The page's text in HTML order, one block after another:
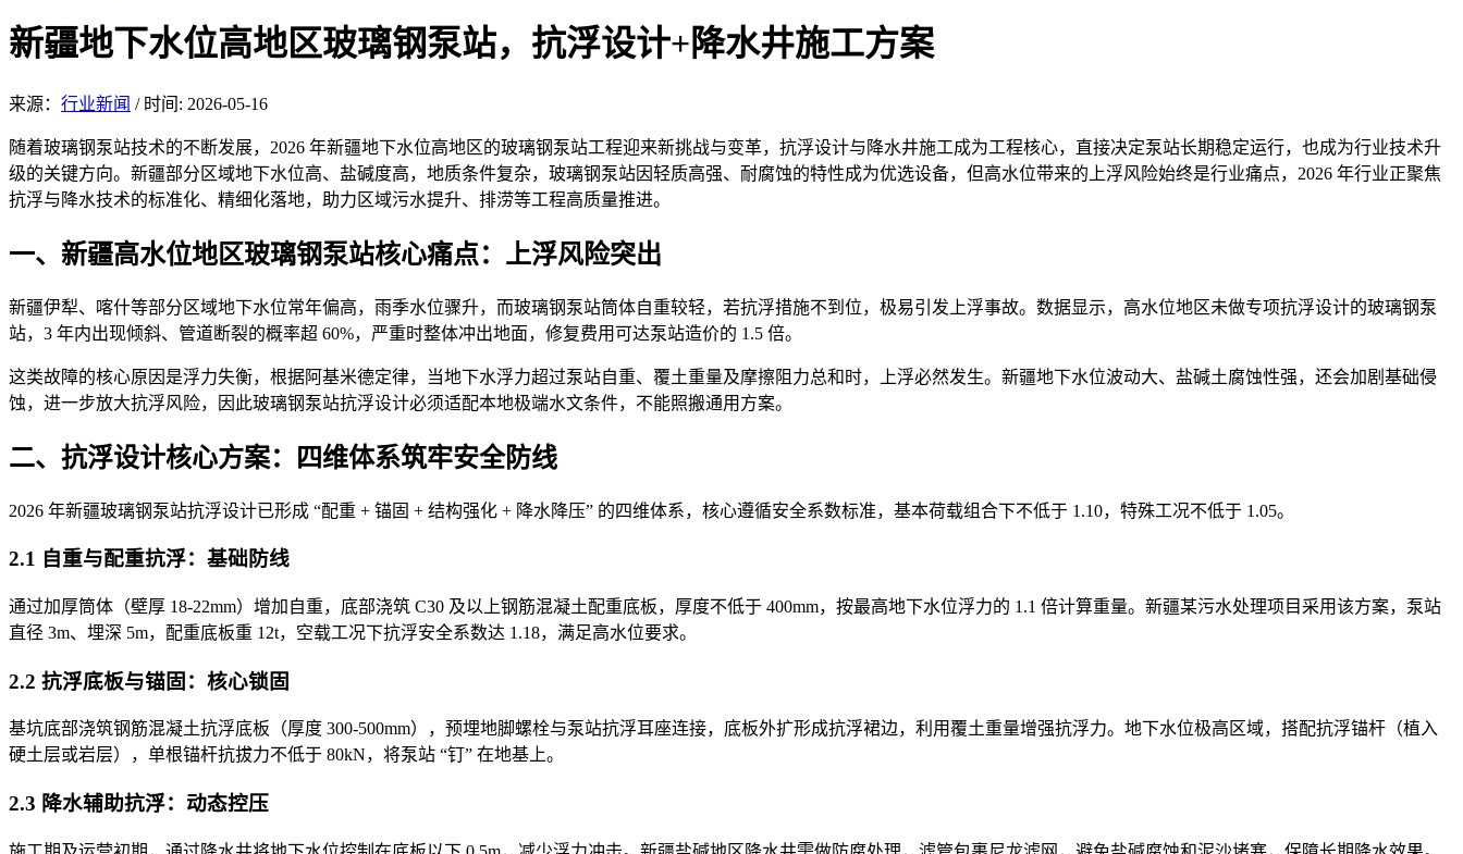
新疆地下水位高地区玻璃钢泵站，抗浮设计+降水井施工方案
来源： 行业新闻 / 时间: 2026-05-16
随着玻璃钢泵站技术的不断发展，2026 年新疆地下水位高地区的玻璃钢泵站工程迎来新挑战与变革，抗浮设计与降水井施工成为工程核心，直接决定泵站长期稳定运行，也成为行业技术升
级的关键方向。新疆部分区域地下水位高、盐碱度高，地质条件复杂，玻璃钢泵站因轻质高强、耐腐蚀的特性成为优选设备，但高水位带来的上浮风险始终是行业痛点，2026 年行业正聚焦
抗浮与降水技术的标准化、精细化落地，助力区域污水提升、排涝等工程高质量推进。
一、新疆高水位地区玻璃钢泵站核心痛点：上浮风险突出
新疆伊犁、喀什等部分区域地下水位常年偏高，雨季水位骤升，而玻璃钢泵站筒体自重较轻，若抗浮措施不到位，极易引发上浮事故。数据显示，高水位地区未做专项抗浮设计的玻璃钢泵
站，3 年内出现倾斜、管道断裂的概率超 60%，严重时整体冲出地面，修复费用可达泵站造价的 1.5 倍。
这类故障的核心原因是浮力失衡，根据阿基米德定律，当地下水浮力超过泵站自重、覆土重量及摩擦阻力总和时，上浮必然发生。新疆地下水位波动大、盐碱土腐蚀性强，还会加剧基础侵
蚀，进一步放大抗浮风险，因此玻璃钢泵站抗浮设计必须适配本地极端水文条件，不能照搬通用方案。
二、抗浮设计核心方案：四维体系筑牢安全防线
2026 年新疆玻璃钢泵站抗浮设计已形成 “配重 + 锚固 + 结构强化 + 降水降压” 的四维体系，核心遵循安全系数标准，基本荷载组合下不低于 1.10，特殊工况不低于 1.05。
2.1 自重与配重抗浮：基础防线
通过加厚筒体（壁厚 18-22mm）增加自重，底部浇筑 C30 及以上钢筋混凝土配重底板，厚度不低于 400mm，按最高地下水位浮力的 1.1 倍计算重量。新疆某污水处理项目采用该方案，泵站
直径 3m、埋深 5m，配重底板重 12t，空载工况下抗浮安全系数达 1.18，满足高水位要求。
2.2 抗浮底板与锚固：核心锁固
基坑底部浇筑钢筋混凝土抗浮底板（厚度 300-500mm），预埋地脚螺栓与泵站抗浮耳座连接，底板外扩形成抗浮裙边，利用覆土重量增强抗浮力。地下水位极高区域，搭配抗浮锚杆（植入
硬土层或岩层），单根锚杆抗拔力不低于 80kN，将泵站 “钉” 在地基上。
2.3 降水辅助抗浮：动态控压